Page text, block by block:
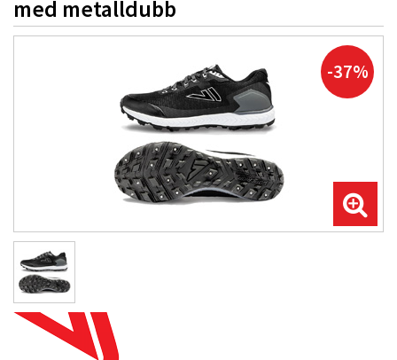
med metalldubb
-37%